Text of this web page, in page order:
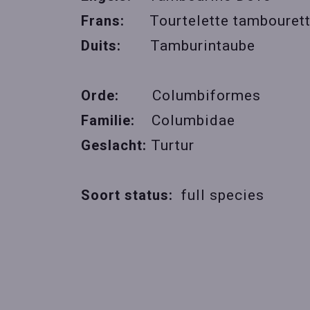
Frans: Tourtelette
Duits: Tamburintaube
Orde: Columbiformes
Familie: Columbidae
Geslacht: Turtur
Soort status: full species